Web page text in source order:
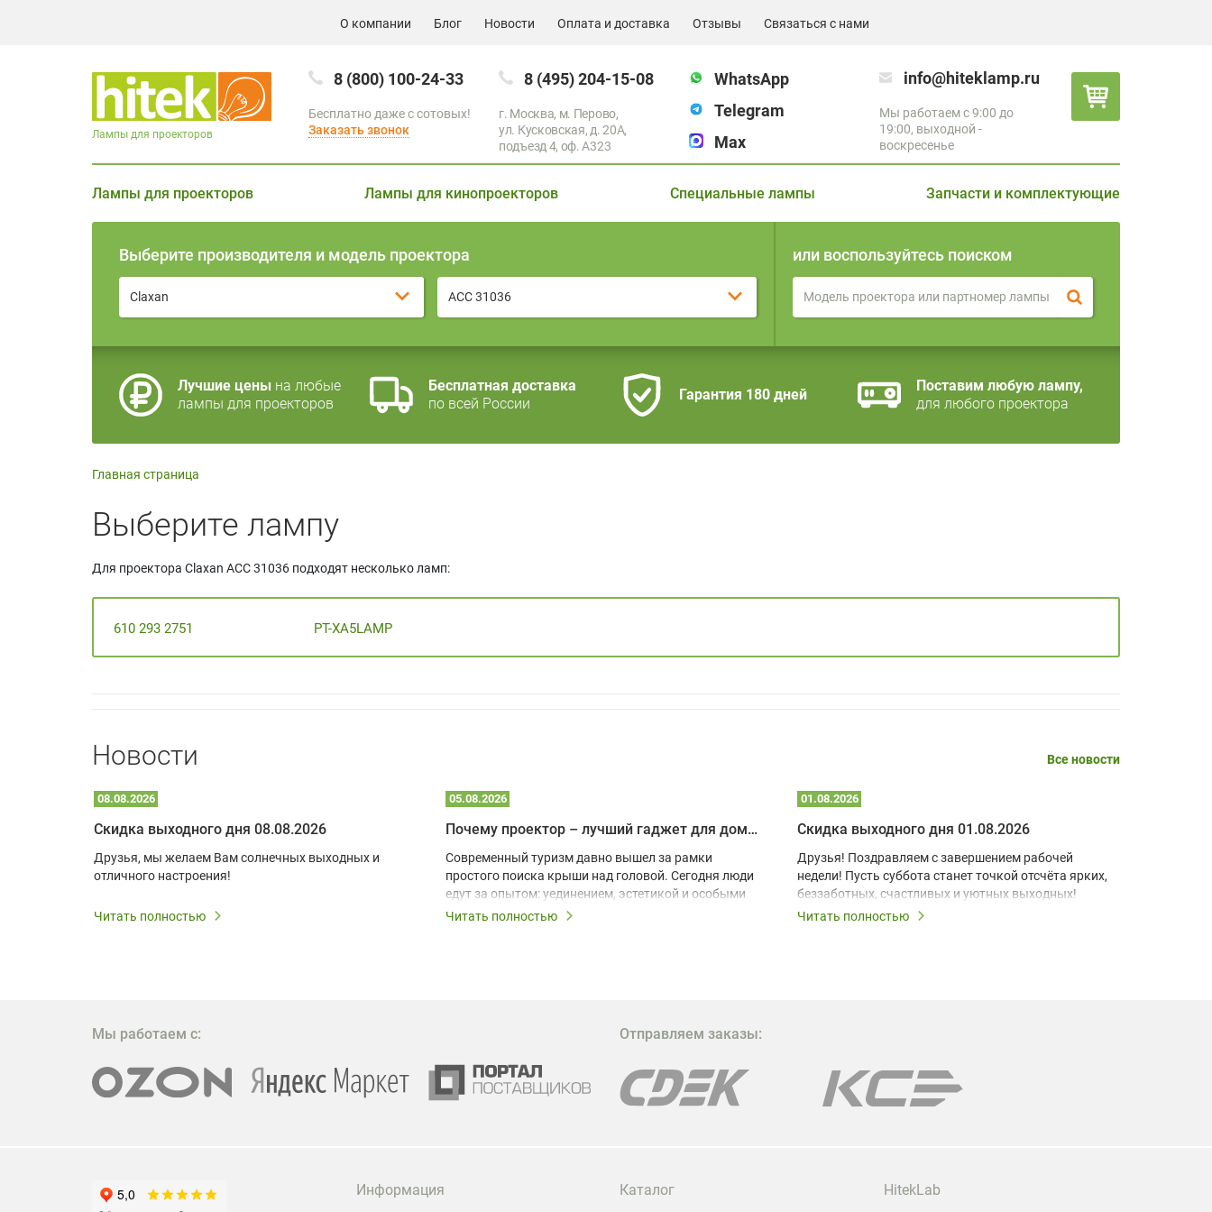
О компании Блог Новости Оплата и доставка Отзывы Связаться с нами
8 (800) 100-24-33
Бесплатно даже с сотовых!
Заказать звонок
8 (495) 204-15-08
г. Москва, м. Перово,
ул. Кусковская, д. 20А,
подъезд 4, оф. A323
WhatsApp
Telegram
Max
info@hiteklamp.ru
Мы работаем с 9:00 до
19:00, выходной -
воскресенье
Лампы для проекторов
Лампы для проекторов Лампы для кинопроекторов Специальные лампы Запчасти и комплектующие
Выберите производителя и модель проектора
Claxan ACC 31036
или воспользуйтесь поиском
Лучшие цены на любые
лампы для проекторов
Бесплатная доставка
по всей России
Гарантия 180 дней
Поставим любую лампу,
для любого проектора
Главная страница
Выберите лампу
Для проектора Claxan ACC 31036 подходят несколько ламп:
610 293 2751 PT-XA5LAMP
Новости Все новости
08.08.2026
Скидка выходного дня 08.08.2026
Друзья, мы желаем Вам солнечных выходных и
отличного настроения!
Читать полностью
05.08.2026
Почему проектор – лучший гаджет для домика в глэмпинге
Современный туризм давно вышел за рамки
простого поиска крыши над головой. Сегодня люди
едут за опытом: уединением, эстетикой и особыми
ощущениями. Владельцы A-frame домов,
эффективных и бюджетных способов стать
проектора.
Читать полностью
01.08.2026
Скидка выходного дня 01.08.2026
Друзья! Поздравляем с завершением рабочей
недели! Пусть суббота станет точкой отсчёта ярких,
беззаботных, счастливых и уютных выходных!
Читать полностью
Мы работаем с: Отправляем заказы:
Информация Каталог HitekLab